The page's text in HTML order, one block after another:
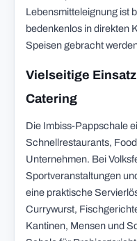
Lebensmitteleignung ist
bedenkenlos in direkten
Speisen gebracht
Vielseitige
Catering
Die Imbiss-Pappschale
Schnellrestaurants,
Unternehmen. Bei
Sportveranstaltungen
eine praktische
Currywurst,
Kantinen, Mensen und